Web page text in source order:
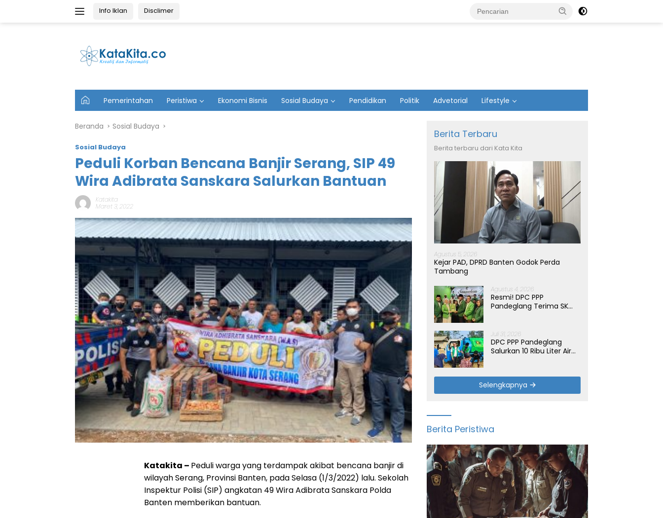
Info Iklan Disclimer
U
t
m
Pemerintahan Peristiwa Ekonomi Bisnis Sosial Budaya Pendidikan Politik Advetorial Lifestyle
Beranda Sosial Budaya
Sosial Budaya
Peduli Korban Bencana Banjir Serang, SIP 49
Wira Adibrata Sanskara Salurkan Bantuan
Katakita
Maret 3, 2022
Katakita – Peduli warga yang terdampak akibat bencana banjir di
wilayah Serang, Provinsi Banten, pada Selasa (1/3/2022) lalu. Sekolah
Inspektur Polisi (SIP) angkatan 49 Wira Adibrata Sanskara Polda
Banten memberikan bantuan.
Berita Terbaru
Berita terbaru dari Kata Kita
Agustus 5, 2026
Kejar PAD, DPRD Banten Godok Perda
Tambang
Agustus 4, 2026
Resmi! DPC PPP
Pandeglang Terima SK
Juli 31, 2026
DPC PPP Pandeglang
Salurkan 10 Ribu Liter Air
Patia
Selengkapnya
Berita Peristiwa